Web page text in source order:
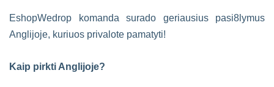
EshopWedrop komanda surado geriausius pasi8lymus
Anglijoje, kuriuos privalote pamatyti!
Kaip pirkti Anglijoje?